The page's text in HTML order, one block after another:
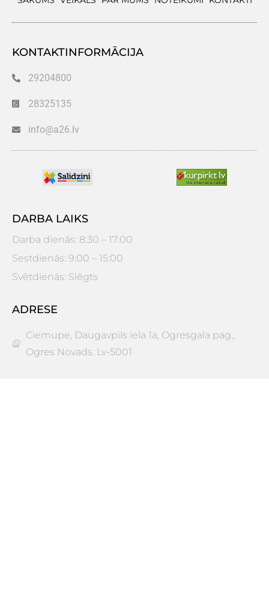
KONTAKTINFORMĀCIJA
29204800
28325135
info@a26.lv
DARBA LAIKS
Darba dienās: 8:30 – 17:00
Sestdienās: 9:00 – 15:00
Svētdienās: Slēgts
ADRESE
Ciemupe, Daugavpils iela 1a, Ogresgala pag.,
Ogres Novads. Lv-5001